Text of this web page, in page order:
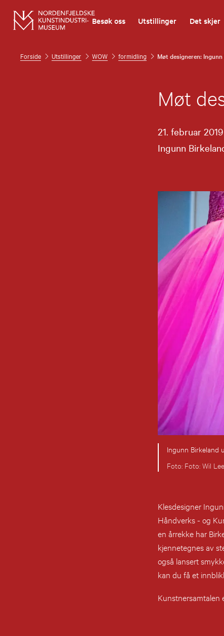
Besøk oss Utstillinger Det skjer
Forside Utstillinger WOW formidling Møt designeren:
Møt
21. februar
Ingunn
Ingunn Birkeland
Foto: Wil
Klesdesigner
Håndverks - og
en årrekke har
kjennetegnes av
også lansert
kan du få et
Kunstnersamtalen